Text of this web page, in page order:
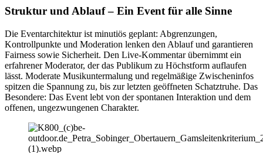
Struktur und Ablauf – Ein Event für alle Sinne
Die Eventarchitektur ist minutiös geplant: Abgrenzungen,
Kontrollpunkte und Moderation lenken den Ablauf und garantieren
Fairness sowie Sicherheit. Den Live-Kommentar übernimmt ein
erfahrener Moderator, der das Publikum zu Höchstform auflaufen
lässt. Moderate Musikuntermalung und regelmäßige Zwischeninfos
spitzen die Spannung zu, bis zur letzten geöffneten Schatztruhe. Das
Besondere: Das Event lebt von der spontanen Interaktion und dem
offenen, ungezwungenen Charakter.